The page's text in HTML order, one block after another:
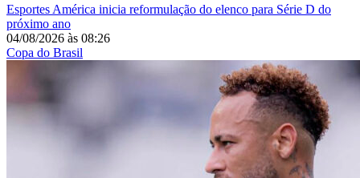
Esportes América inicia reformulação do elenco para Série D do
próximo ano
04/08/2026 às 08:26
Copa do Brasil